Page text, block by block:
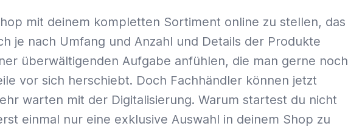
mit deinem kompletten Sortiment online zu stellen, das
je nach Umfang und Anzahl und Details der Produkte
überwältigenden Aufgabe anfühlen, die man gerne noch
vor sich herschiebt. Doch Fachhändler können jetzt
warten mit der Digitalisierung. Warum startest du nicht
einmal nur eine exklusive Auswahl in deinem Shop zu